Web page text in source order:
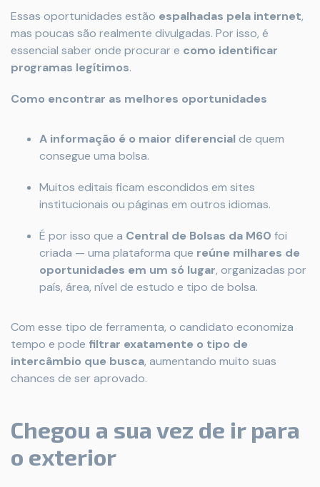
Essas oportunidades estão espalhadas pela internet,
mas poucas são realmente divulgadas. Por isso, é
essencial saber onde procurar e como identificar
programas legítimos.
Como encontrar as melhores oportunidades
A informação é o maior diferencial de quem
consegue uma bolsa.
Muitos editais ficam escondidos em sites
institucionais ou páginas em outros idiomas.
É por isso que a Central de Bolsas da M60 foi
criada — uma plataforma que reúne milhares de
oportunidades em um só lugar, organizadas por
país, área, nível de estudo e tipo de bolsa.
Com esse tipo de ferramenta, o candidato economiza
tempo e pode filtrar exatamente o tipo de
intercâmbio que busca, aumentando muito suas
chances de ser aprovado.
Chegou a sua vez de ir para
o exterior